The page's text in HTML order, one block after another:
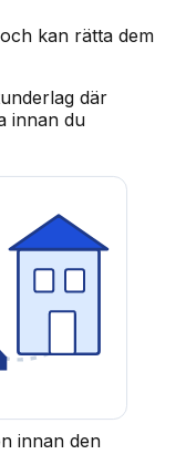
kan rätta dem
där
innan du
innan den